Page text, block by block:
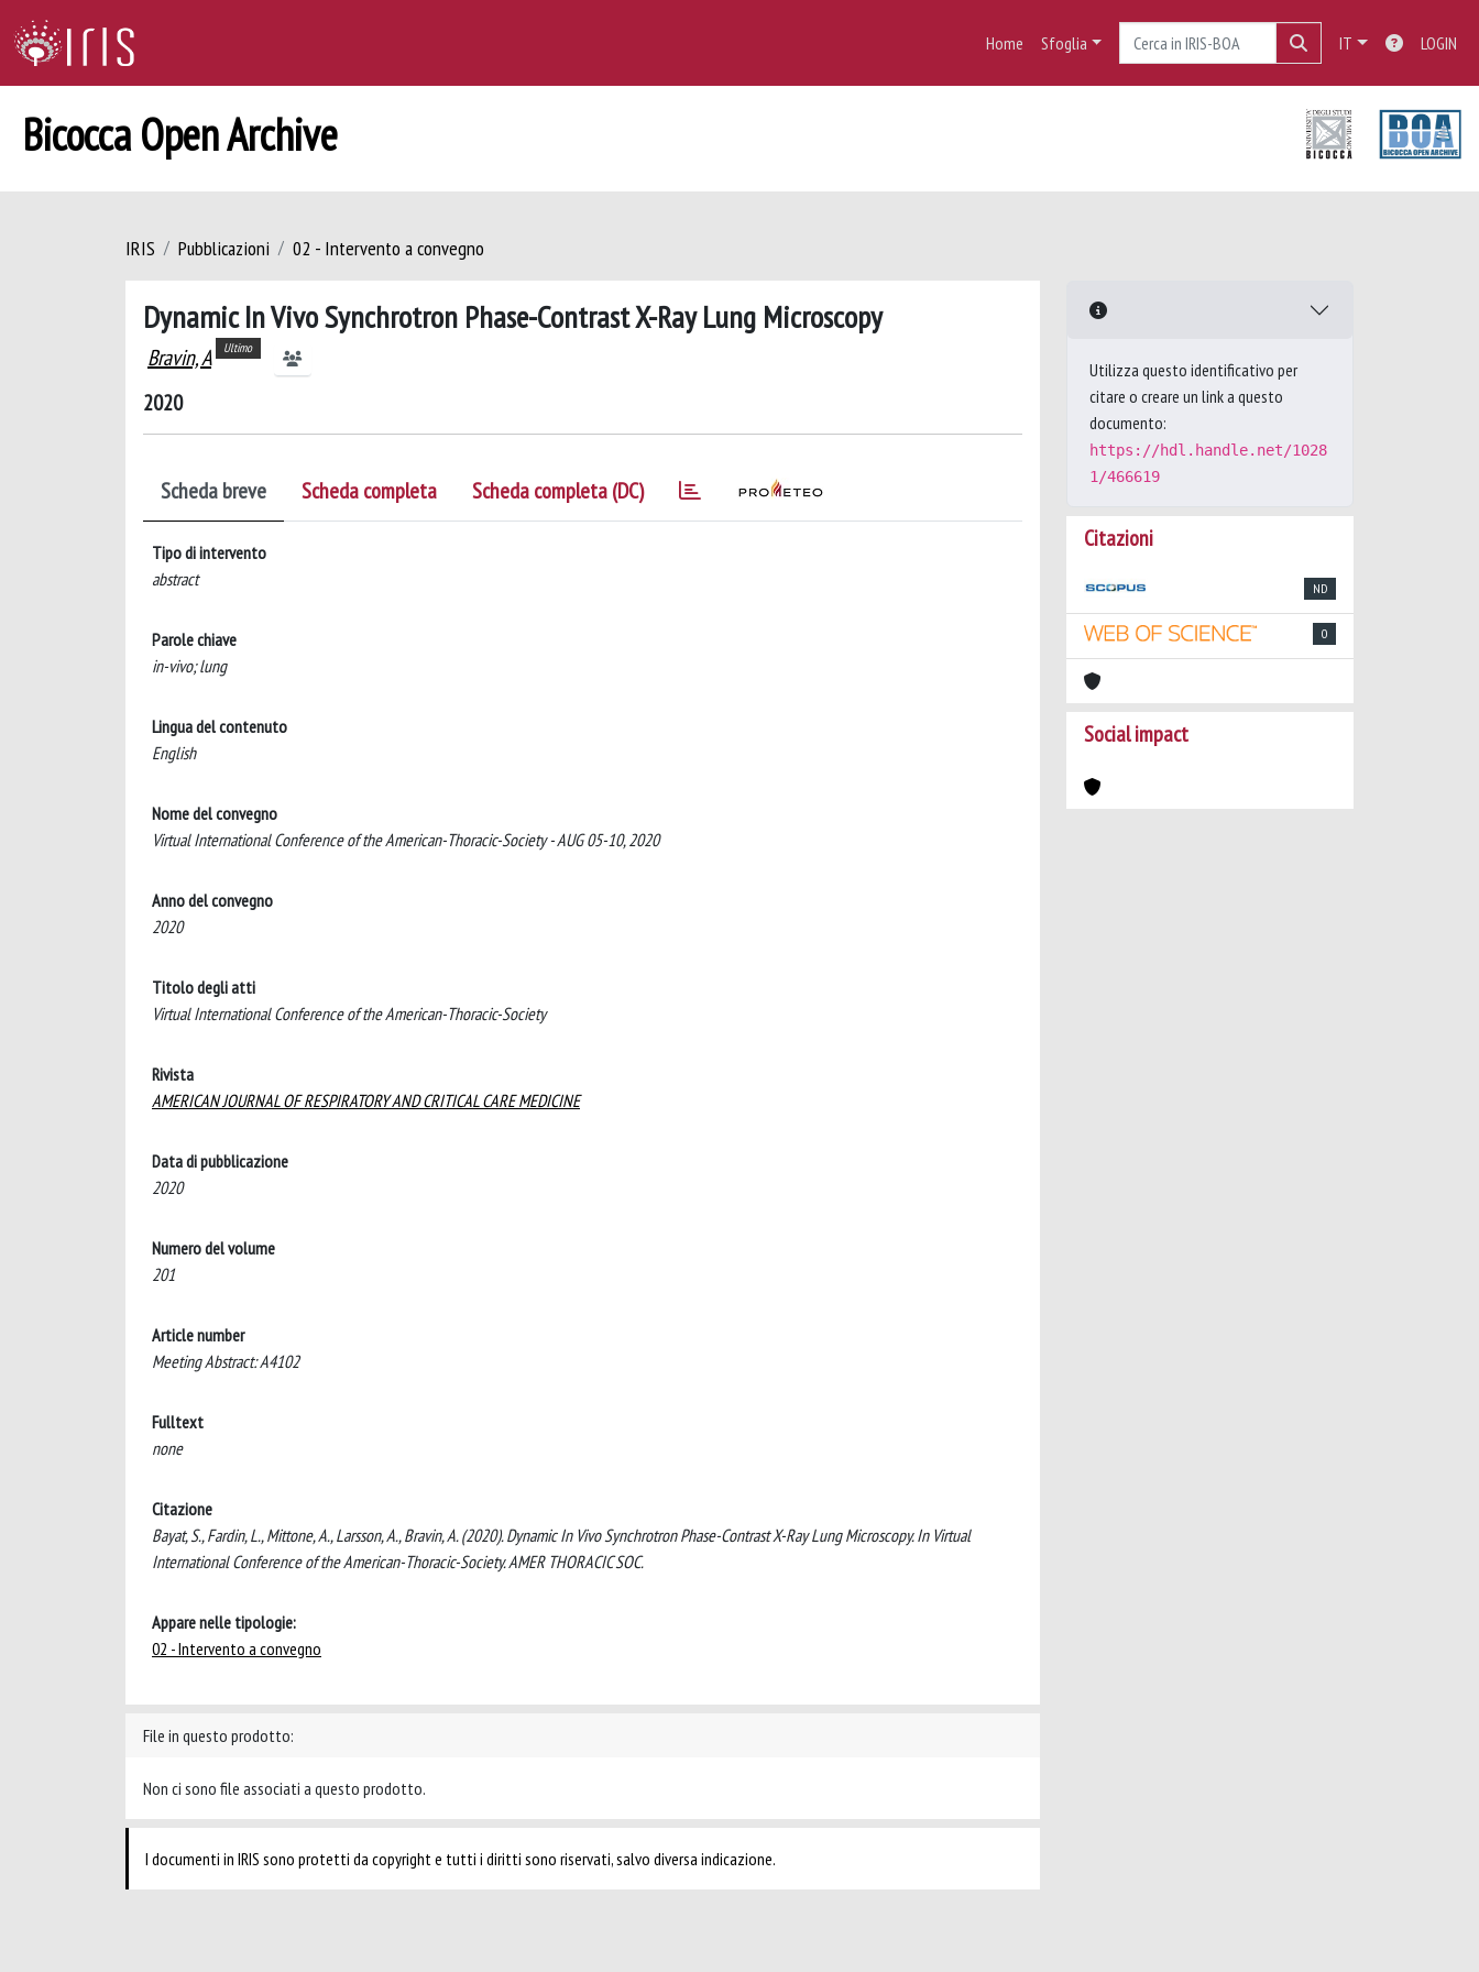
Home Sfoglia IT LOGIN
Bicocca Open Archive
IRIS Pubblicazioni 02 - Intervento a convegno
Dynamic In Vivo Synchrotron Phase-Contrast X-Ray Lung Microscopy
Bravin, A Ultimo
2020
Scheda breve Scheda completa Scheda completa (DC)
Tipo di intervento
abstract
Parole chiave
in-vivo; lung
Lingua del contenuto
English
Nome del convegno
Virtual International Conference of the American-Thoracic-Society - AUG 05-10, 2020
Anno del convegno
2020
Titolo degli atti
Virtual International Conference of the American-Thoracic-Society
Rivista
AMERICAN JOURNAL OF RESPIRATORY AND CRITICAL CARE MEDICINE
Data di pubblicazione
2020
Numero del volume
201
Article number
Meeting Abstract: A4102
Fulltext
none
Citazione
Bayat, S., Fardin, L., Mittone, A., Larsson, A., Bravin, A. (2020). Dynamic In Vivo Synchrotron Phase-Contrast X-Ray Lung Microscopy. In Virtual
International Conference of the American-Thoracic-Society. AMER THORACIC SOC.
Appare nelle tipologie:
02 - Intervento a convegno
File in questo prodotto:
Non ci sono file associati a questo prodotto.
I documenti in IRIS sono protetti da copyright e tutti i diritti sono riservati, salvo diversa indicazione.
Utilizza questo identificativo per
citare o creare un link a questo
documento:
https://hdl.handle.net/1028
1/466619
Citazioni
ND
0
Social impact